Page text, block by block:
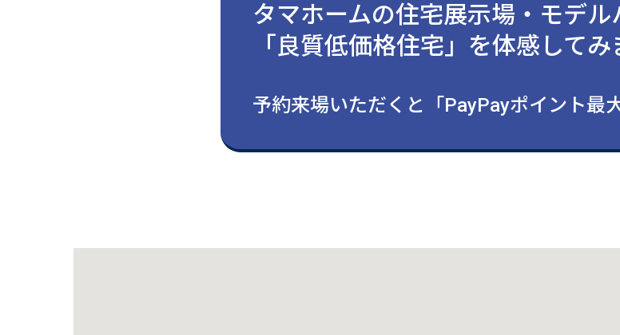
タマホームの住宅展示場・モデル
「良質低価格住宅」を体感してみ
予約来場いただくと「PayPayポイント最